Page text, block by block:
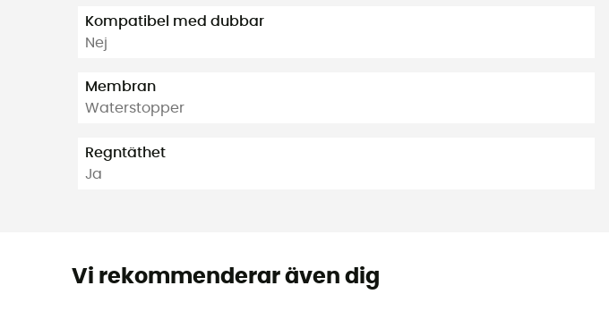
Kompatibel med dubbar
Nej
Membran
Waterstopper
Regntäthet
Ja
Vi rekommenderar även dig